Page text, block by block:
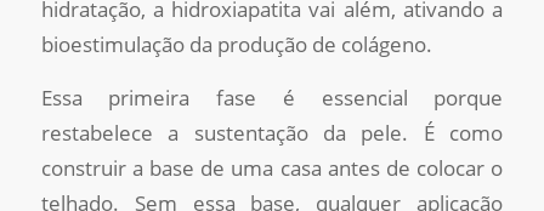
hidratação, a hidroxiapatita vai além, ativando a
bioestimulação da produção de colágeno.
Essa primeira fase é essencial porque
restabelece a sustentação da pele. É como
construir a base de uma casa antes de colocar o
telhado. Sem essa base, qualquer aplicação